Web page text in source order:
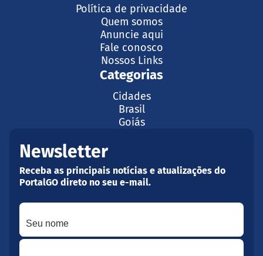
Política de privacidade
Quem somos
Anuncie aqui
Fale conosco
Nossos Links
Categorias
Cidades
Brasil
Goiás
Newsletter
Receba as principais notícias e atualizações do
PortalGO direto no seu e-mail.
Seu nome
Seu melhor e-mail